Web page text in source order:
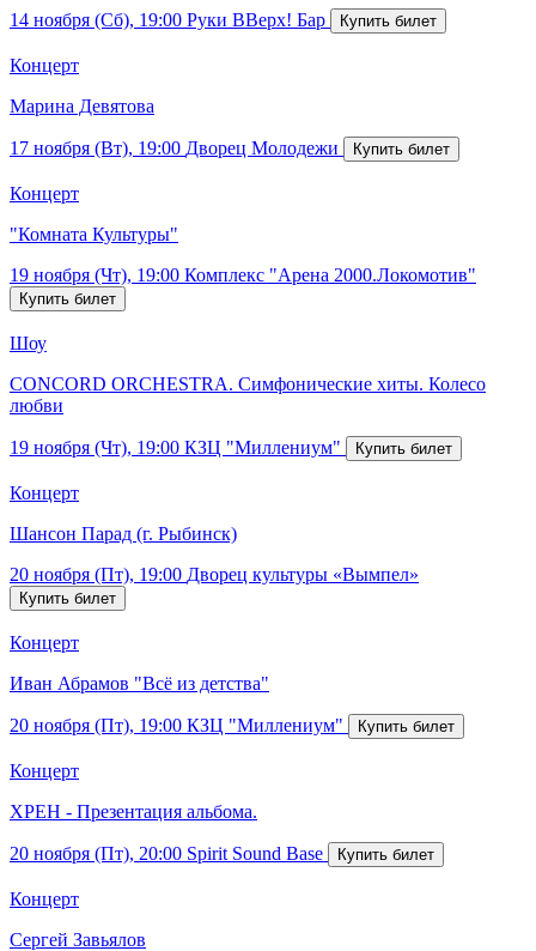
14 ноября (Сб), 19:00 Руки ВВерх! Бар
Концерт
Марина Девятова
17 ноября (Вт), 19:00 Дворец Молодежи
Концерт
"Комната Культуры"
19 ноября (Чт), 19:00 Комплекс "Арена 2000.Локомотив"
Шоу
CONCORD ORCHESTRA. Симфонические хиты. Колесо
любви
19 ноября (Чт), 19:00 КЗЦ "Миллениум"
Концерт
Шансон Парад (г. Рыбинск)
20 ноября (Пт), 19:00 Дворец культуры «Вымпел»
Концерт
Иван Абрамов "Всё из детства"
20 ноября (Пт), 19:00 КЗЦ "Миллениум"
Концерт
ХРЕН - Презентация альбома.
20 ноября (Пт), 20:00 Spirit Sound Base
Концерт
Сергей Завьялов